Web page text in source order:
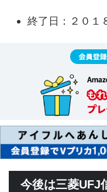
終了日：２０１
今後は三菱UFJ